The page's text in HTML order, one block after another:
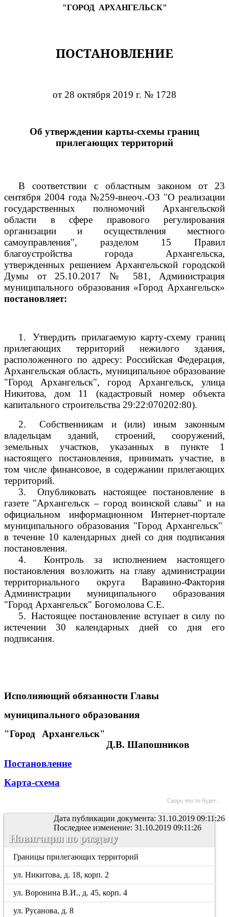
"ГОРОД АРХАНГЕЛЬСК"
ПОСТАНОВЛЕНИЕ
от 28 октября 2019 г. № 1728
Об утверждении карты-схемы границ
прилегающих территорий
В соответствии с областным законом от 23
сентября 2004 года №259-внеоч.-ОЗ "О реализации
государственных полномочий Архангельской
области в сфере правового регулирования
организации и осуществления местного
самоуправления", разделом 15 Правил
благоустройства города Архангельска,
утвержденных решением Архангельской городской
Думы от 25.10.2017 № 581, Администрация
муниципального образования «Город Архангельск»
постановляет:
1.
Утвердить прилагаемую карту-схему границ
прилегающих территорий нежилого здания,
расположенного по адресу: Российская Федерация,
Архангельская область, муниципальное образование
"Город Архангельск", город Архангельск, улица
Никитова, дом 11 (кадастровый номер объекта
капитального строительства 29:22:070202:80).
2.
Собственникам и (или) иным законным
владельцам зданий, строений, сооружений,
земельных участков, указанных в пункте 1
настоящего постановления, принимать участие, в
том числе финансовое, в содержании прилегающих
территорий.
3.
Опубликовать настоящее постановление в
газете "Архангельск – город воинской славы" и на
официальном информационном Интернет-портале
муниципального образования "Город Архангельск"
в течение 10 календарных дней со дня подписания
постановления.
4.
Контроль за исполнением настоящего
постановления возложить на главу администрации
территориального округа Варавино-Фактория
Администрации муниципального образования
"Город Архангельск" Богомолова С.Е.
5. Настоящее постановление вступает в силу по
истечении 30 календарных дней со дня его
подписания.
Исполняющий обязанности Главы
муниципального образования
"Город Архангельск"
Д.В. Шапошников
Постановление
Карта-схема
Скоро что то будет...
Дата публикации документа: 31.10.2019 09:11:26
Последнее изменение: 31.10.2019 09:11:26
Навигация по разделу
Границы прилегающих территорий
ул. Никитова, д. 18, корп. 2
ул. Воронина В.И., д. 45, корп. 4
ул. Русанова, д. 8